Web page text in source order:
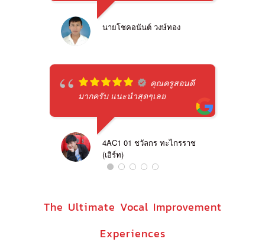
นายโชคอนันต์ วงษ์ทอง
คุณครูสอนดี
มากครับ แนะนำสุดๆเลย
4AC1 01 ชวัลกร ทะไกรราช
(เอิร์ท)
The Ultimate Vocal Improvement
Experiences